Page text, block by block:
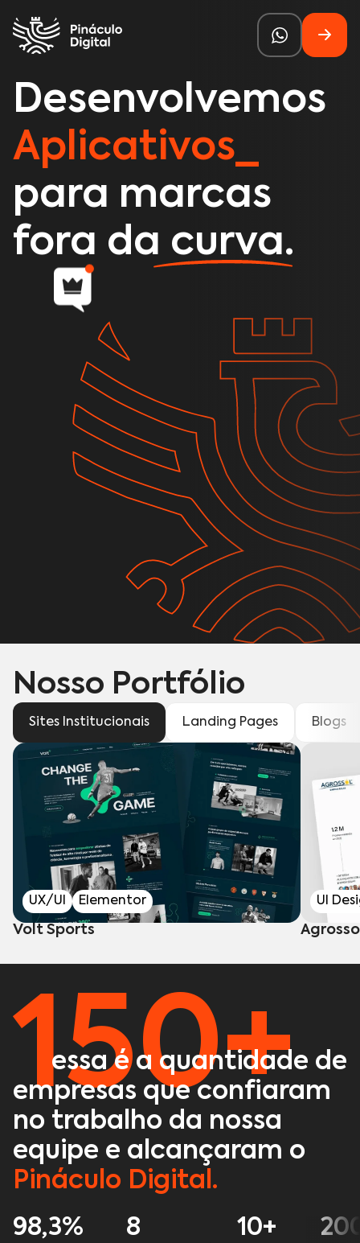
Desenvolvemos
Aplicativos
para marcas
fora da curva.
Nosso Portfólio
Sites Institucionais Landing Pages Blogs
UX/UI Elementor
Volt Sports
UI
150+
essa é a quantidade de
empresas que confiaram
no trabalho da nossa
equipe e alcançaram o
Pináculo Digital.
98,3% 8 10+